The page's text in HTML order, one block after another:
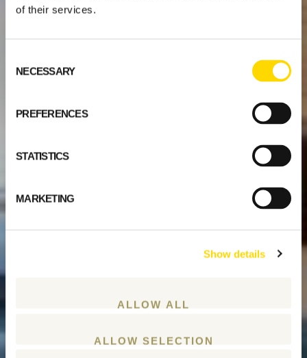
of their services.
Selection
NECESSARY
PREFERENCES
STATISTICS
MARKETING
Show details
ALLOW ALL
ALLOW SELECTION